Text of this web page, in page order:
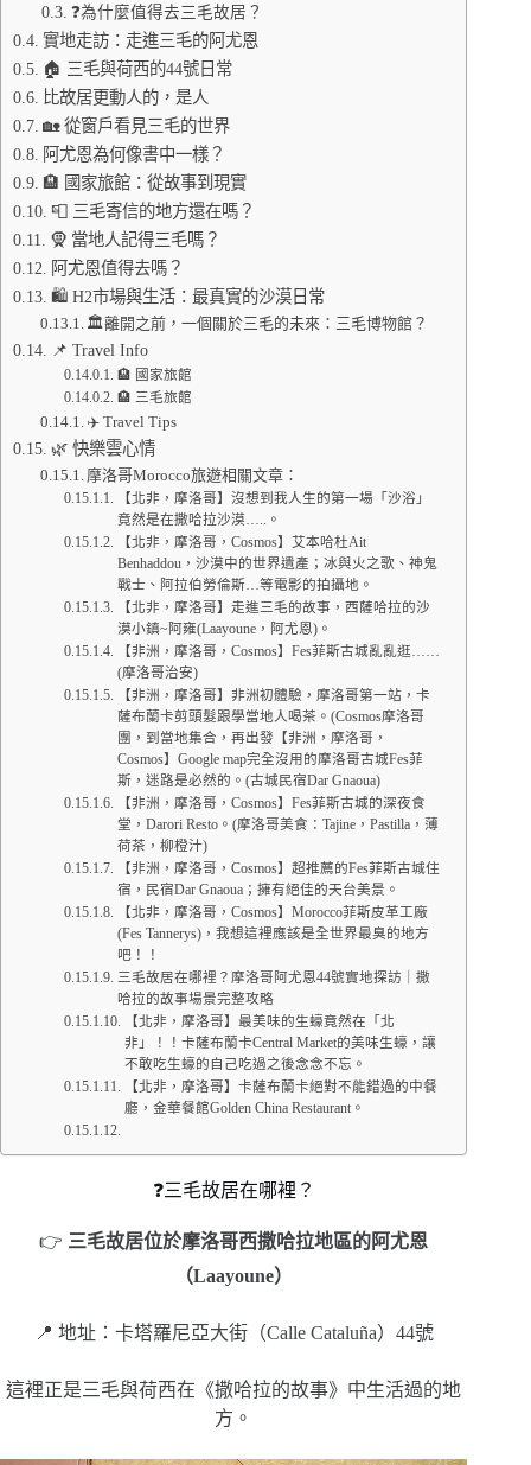
❓為什麼值得去三毛故居？
實地走訪：走進三毛的阿尤恩
🏠 三毛與荷西的44號日常
比故居更動人的，是人
🏡 從窗戶看見三毛的世界
阿尤恩為何像書中一樣？
🏨 國家旅館：從故事到現實
📮 三毛寄信的地方還在嗎？
🧕 當地人記得三毛嗎？
阿尤恩值得去嗎？
🛍️ H2市場與生活：最真實的沙漠日常
🏛️離開之前，一個關於三毛的未來：三毛博物館？
📌 Travel Info
🏨 國家旅館
🏨 三毛旅館
✈️ Travel Tips
🌿 快樂雲心情
摩洛哥Morocco旅遊相關文章：
【北非，摩洛哥】沒想到我人生的第一場「沙浴」
竟然是在撒哈拉沙漠…..。
【北非，摩洛哥，Cosmos】艾本哈杜Ait
Benhaddou，沙漠中的世界遺產；冰與火之歌、神鬼
戰士、阿拉伯勞倫斯…等電影的拍攝地。
【北非，摩洛哥】走進三毛的故事，西薩哈拉的沙
漠小鎮~阿雍(Laayoune，阿尤恩)。
【非洲，摩洛哥，Cosmos】Fes菲斯古城亂亂逛……
(摩洛哥治安)
【非洲，摩洛哥】非洲初體驗，摩洛哥第一站，卡
薩布蘭卡剪頭髮跟學當地人喝茶。(Cosmos摩洛哥
團，到當地集合，再出發【非洲，摩洛哥，
Cosmos】Google map完全沒用的摩洛哥古城Fes菲
斯，迷路是必然的。(古城民宿Dar Gnaoua)
【非洲，摩洛哥，Cosmos】Fes菲斯古城的深夜食
堂，Darori Resto。(摩洛哥美食：Tajine，Pastilla，薄
荷茶，柳橙汁)
【非洲，摩洛哥，Cosmos】超推薦的Fes菲斯古城住
宿，民宿Dar Gnaoua；擁有絕佳的天台美景。
【北非，摩洛哥，Cosmos】Morocco菲斯皮革工廠
(Fes Tannerys)，我想這裡應該是全世界最臭的地方
吧！！
三毛故居在哪裡？摩洛哥阿尤恩44號實地探訪｜撒
哈拉的故事場景完整攻略
【北非，摩洛哥】最美味的生蠔竟然在「北
非」！！卡薩布蘭卡Central Market的美味生蠔，讓
不敢吃生蠔的自己吃過之後念念不忘。
【北非，摩洛哥】卡薩布蘭卡絕對不能錯過的中餐
廳，金華餐館Golden China Restaurant。
❓三毛故居在哪裡？
👉 三毛故居位於摩洛哥西撒哈拉地區的阿尤恩
（Laayoune）
📍 地址：卡塔羅尼亞大街（Calle Cataluña）44號
這裡正是三毛與荷西在《撒哈拉的故事》中生活過的地
方。